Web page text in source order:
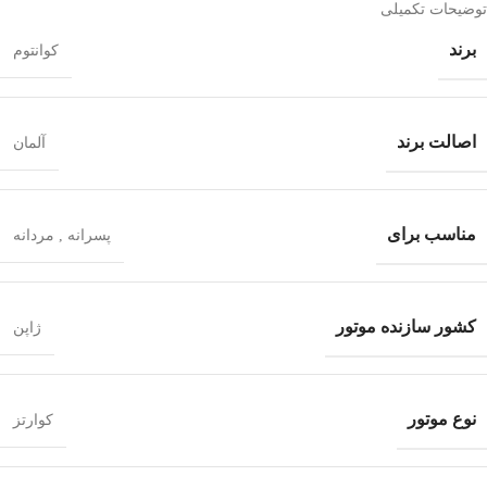
توضیحات تکمیلی
برند کوانتوم
اصالت برند آلمان
مناسب برای پسرانه , مردانه
کشور سازنده موتور ژاپن
نوع موتور کوارتز